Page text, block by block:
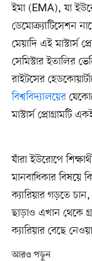
ইমা (EMA), যা
ডেমোক্র্যাটিসেশন
মেয়াদি এই মাস্টার্স
সেমিস্টার ইতালির
রাইটসের
বিশ্ববিদ্যালয়ের
মাস্টার্স প্রোগ্রামটি
যাঁরা ইউরোপে
মানবাধিকার বিষয়ে
ক্যারিয়ার গড়তে
ছাড়াও এখান থেকে
ক্যারিয়ার বেছে
আরও পড়ুন